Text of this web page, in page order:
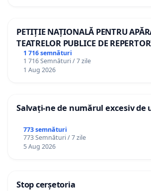
PETIȚIE NAȚIONALĂ PENTRU
TEATRELOR PUBLICE DE
ROMÂNIA
1 716 semnături
1 716 Semnături / 7 zile
1 Aug 2026
Salvați-ne de numărul excesiv de
773 semnături
773 Semnături / 7 zile
5 Aug 2026
Stop cerșetoria